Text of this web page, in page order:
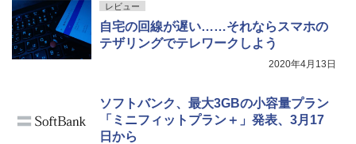
レビュー
自宅の回線が遅い……それならスマホの
テザリングでテレワークしよう
2020年4月13日
ソフトバンク、最大3GBの小容量プラン
「ミニフィットプラン＋」発表、3月17
日から